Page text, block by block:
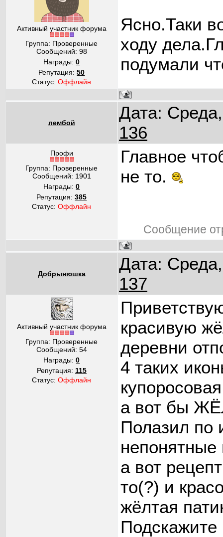
Активный участник форума
Группа: Проверенные
Сообщений: 98
Награды:0
Репутация:50
Статус:Оффлайн
Ясно.Таки
ходу
подумали
лембой
Дата:
136
Профи
Группа: Проверенные
Сообщений: 1901
Награды:0
Репутация:385
Статус:Оффлайн
Главное
не то.
Сообщение
Добрынюшка
Дата:
137
Активный участник форума
Группа: Проверенные
Сообщений: 54
Награды:0
Репутация: 115
Статус:Оффлайн
красивую
деревни
4 таких
а вот бы
Полазил по
непонятные
а вот
то(?) и
жёлтая
Подскажите